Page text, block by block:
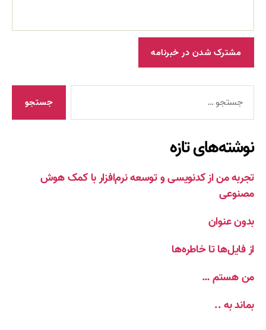
نوشته‌های تازه
تجربه من از کدنویسی و توسعه نرم‌افزار با کمک هوش
مصنوعی
بدون عنوان
از فایل‌ها تا خاطره‌ها
من هستم …
بماند به ..